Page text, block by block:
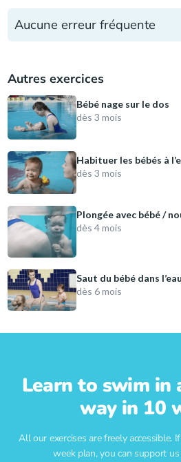
Aucune erreur fréquente
Autres exercices
Bébé nage sur le dos
dès 3 mois
Habituer les bébés à
dès 3 mois
Plongée avec bébé /
dès 4 mois
Saut du bébé dans l’eau
dès 6 mois
Learn to swim in
way in 10
All our exercises are freely accessible.
week plan, you can support